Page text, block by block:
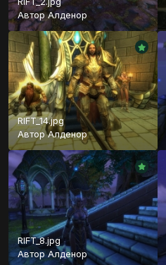
АвторАлденор
RIFT_14.jpg
АвторАлденор
RIFT_8.jpg
АвторАлденор